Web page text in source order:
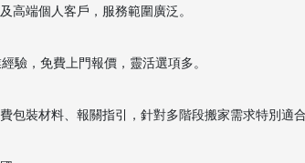
高端個人客戶，服務範圍廣泛。
驗，免費上門報價，靈活選項多。
裝材料、報關指引，針對多階段搬家需求特別適合